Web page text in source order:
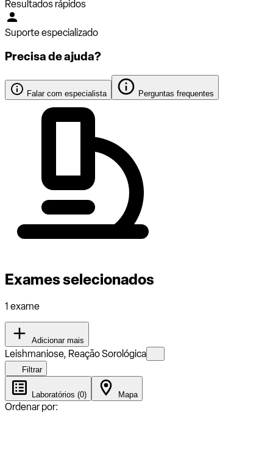
Resultados rápidos
Suporte especializado
Precisa de ajuda?
Falar com especialista Perguntas frequentes
Exames selecionados
1 exame
Adicionar mais
Leishmaniose, Reação Sorológica
Filtrar
Laboratórios (0) Mapa
Ordenar por: